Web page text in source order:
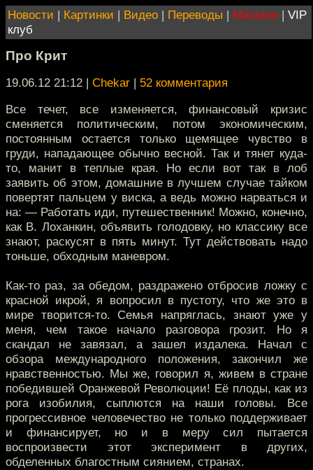
Новости | Картинки | Видео | Переводы | Магазин | VIP
клуб
Про Крит
19.06.12 21:12 | Chekar | 52 комментария
Все течет, все изменяется, финансовый кризис
сменяется политическим, потом экономическим,
постоянным остается только щемящее чувство в
груди, нападающее обычно весной. Так и тянет куда-
то, манит в теплые края. Но если вот так в лоб
заявить об этом, домашние в лучшем случае тайком
повертят пальцем у виска, а ведь можно нарваться и
на: — Работать иди, путешественник! Можно, конечно,
как В. Лоханкин, объявить голодовку, но классику все
знают, раскусят в пять минут. Тут действовать надо
тоньше, обходным маневром.
Как-то раз, за обедом, раздражено отбросив ложку с
красной икрой, я вопросил в пустоту, что же это в
мире творится-то. Семья напряглась, знают уже у
меня, чем такое начало разговора грозит. Но я
скандал не завязал, а зашел издалека. Начал с
обзора международного положения, закончил же
нравственностью. Мы же, говорил я, живем в стране
победившей Оранжевой Революции! Её плоды, как из
рога изобилия, сыплются на наши головы. Все
прогрессивное человечество не только поддерживает
и финансирует, но и в меру сил пытается
воспроизвести этот эксперимент в других,
обделенных благостным сиянием, странах.